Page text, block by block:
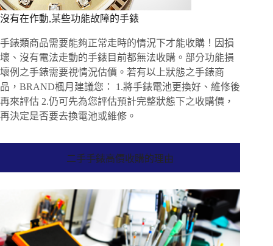
沒有在作動,某些功能故障的手錶
手錶類商品需要能夠正常走時的情況下才能收購！因損
壞、沒有電法走動的手錶目前都無法收購。部分功能損
壞例之手錶需要視情況估價。若有以上狀態之手錶商
品，BRAND楓月建議您： 1.將手錶電池更換好、維修後
再來評估 2.仍可先為您評估預計完整狀態下之收購價，
再決定是否要去換電池或維修。
二手手錶高價收購的理由